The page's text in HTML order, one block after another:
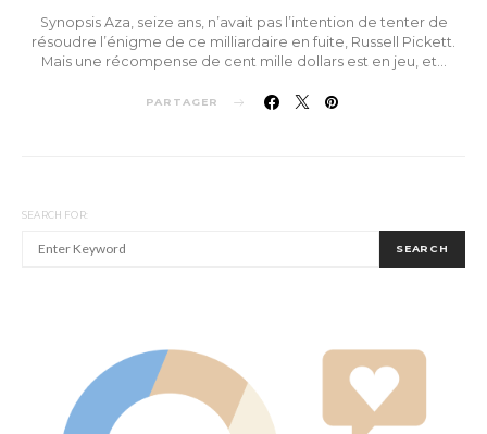
Synopsis Aza, seize ans, n’avait pas l’intention de tenter de
résoudre l’énigme de ce milliardaire en fuite, Russell Pickett.
Mais une récompense de cent mille dollars est en jeu, et…
PARTAGER
SEARCH FOR:
SEARCH